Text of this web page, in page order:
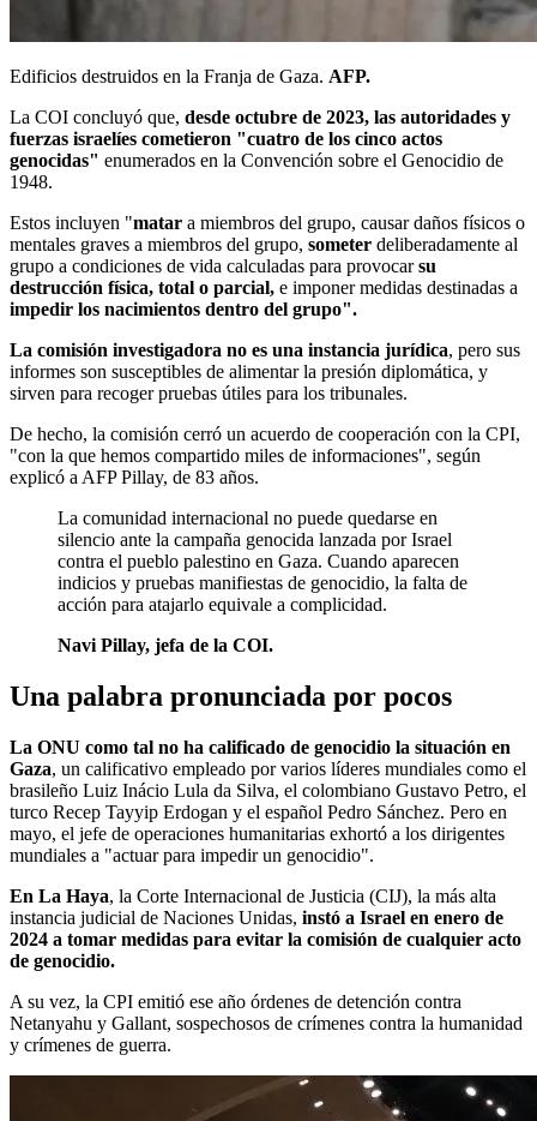
Edificios destruidos en la Franja de Gaza. AFP.
La COI concluyó que, desde octubre de 2023, las autoridades y
fuerzas israelíes cometieron "cuatro de los cinco actos
genocidas" enumerados en la Convención sobre el Genocidio de
1948.
Estos incluyen "matar a miembros del grupo, causar daños físicos o
mentales graves a miembros del grupo, someter deliberadamente al
grupo a condiciones de vida calculadas para provocarsu
destrucción física, total o parcial, e imponer medidas destinadas a
impedir los nacimientos dentro del grupo".
La comisión investigadora no es una instancia jurídica, pero sus
informes son susceptibles de alimentar la presión diplomática, y
sirven para recoger pruebas útiles para los tribunales.
De hecho, la comisión cerró un acuerdo de cooperación con la CPI,
"con la que hemos compartido miles de informaciones", según
explicó a AFP Pillay, de 83 años.
La comunidad internacional no puede quedarse en
silencio ante la campaña genocida lanzada por Israel
contra el pueblo palestino en Gaza. Cuando aparecen
indicios y pruebas manifiestas de genocidio, la falta de
acción para atajarlo equivale a complicidad.
Navi Pillay, jefa de la COI.
Una palabra pronunciada por pocos
La ONU como tal no ha calificado de genocidio la situación en
Gaza, un calificativo empleado por varios líderes mundiales como el
brasileño Luiz Inácio Lula da Silva, el colombiano Gustavo Petro, el
turco Recep Tayyip Erdogan y el español Pedro Sánchez. Pero en
mayo, el jefe de operaciones humanitarias exhortó a los dirigentes
mundiales a "actuar para impedir un genocidio".
En La Haya, la Corte Internacional de Justicia (CIJ), la más alta
instancia judicial de Naciones Unidas, instó a Israel en enero de
2024 a tomar medidas para evitar la comisión de cualquier acto
de genocidio.
A su vez, la CPI emitió ese año órdenes de detención contra
Netanyahu y Gallant, sospechosos de crímenes contra la humanidad
y crímenes de guerra.